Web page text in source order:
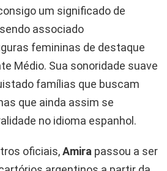
um significado de
associado
femininas de destaque
Médio. Sua sonoridade suave
famílias que buscam
que ainda assim se
no idioma espanhol.
oficiais,Amira passou a ser